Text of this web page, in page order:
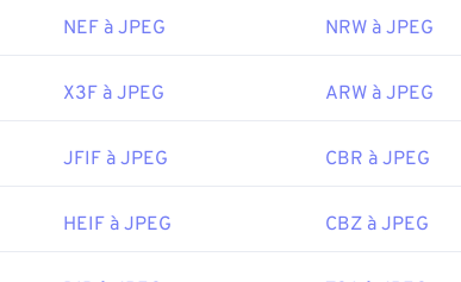
NEF à JPEG NRW à JPEG
X3F à JPEG ARW à JPEG
JFIF à JPEG CBR à JPEG
HEIF à JPEG CBZ à JPEG